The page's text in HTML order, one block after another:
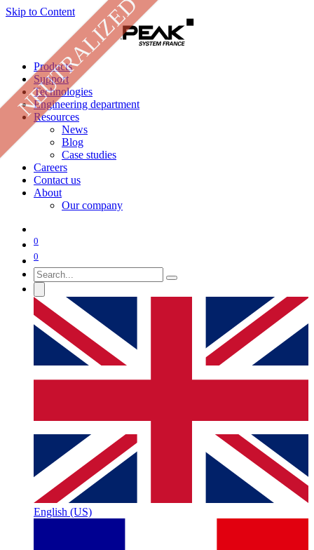
Skip to Content
Products
Support
Technologies
Engineering department
Resources
News
Blog
Case studies
Careers
Contact us
About
Our company
0
0
English (US)
NEUTRALIZED